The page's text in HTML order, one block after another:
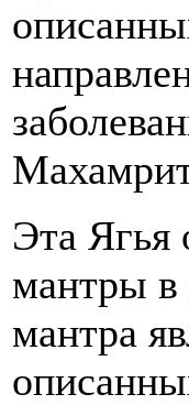
Эта Ягья
мантры в
мантра